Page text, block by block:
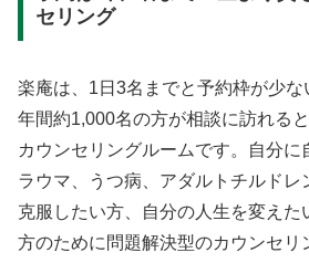
セリング
楽庵は、1日3名までと予約枠が少な
年間約1,000名の方が相談に訪れる
カウンセリングルームです。自分に
ラウマ、うつ病、アダルトチルドレ
克服したい方、自分の人生を変えた
方のために問題解決型のカウンセリ